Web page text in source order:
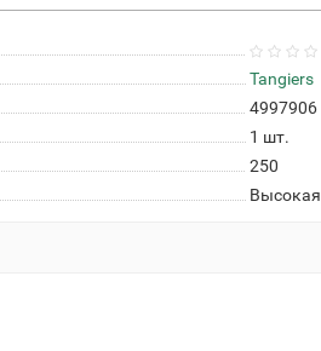
Tangiers
4997906
1 шт.
250
Высокая